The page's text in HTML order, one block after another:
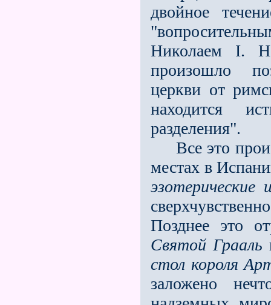
двойное
Николаем I.
произошло
церкви от
находится
разделения".
Всe это
местах в
эзотерические
Позднее это
Святой Грааль
стол короля
заложено